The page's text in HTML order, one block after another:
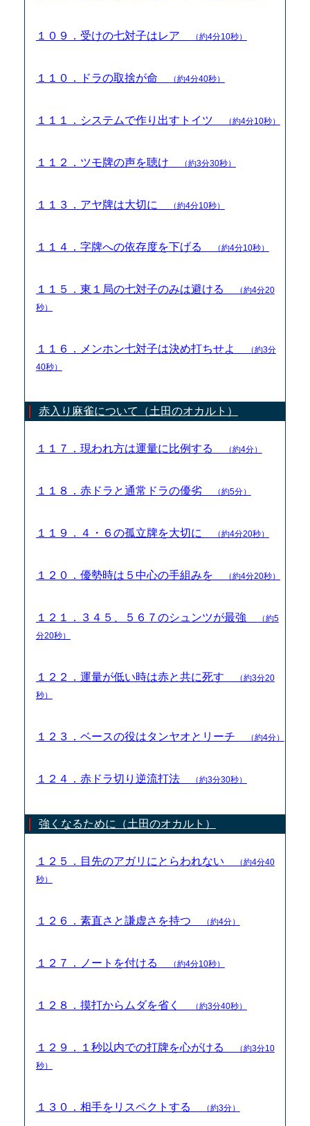
１０９．受けの七対子はレア （約4分10秒）
１１０．ドラの取捨が命 （約4分40秒）
１１１．システムで作り出すトイツ （約4分10秒）
１１２．ツモ牌の声を聴け （約3分30秒）
１１３．アヤ牌は大切に （約4分10秒）
１１４．字牌への依存度を下げる （約4分10秒）
１１５．東１局の七対子のみは避ける
（約4分20
秒）
１１６．メンホン七対子は決め打ちせよ
（約3分
40秒）
赤入り麻雀について（土田のオカルト）
１１７．現われ方は運量に比例する （約4分）
１１８．赤ドラと通常ドラの優劣 （約5分）
１１９．４・６の孤立牌を大切に （約4分20秒）
１２０．優勢時は５中心の手組みを （約4分20秒）
１２１．３４５、５６７のシュンツが最強
（約5
分20秒）
１２２．運量が低い時は赤と共に死す
（約3分20
秒）
１２３．ベースの役はタンヤオとリーチ （約4分）
１２４．赤ドラ切り逆流打法 （約3分30秒）
強くなるために（土田のオカルト）
１２５．目先のアガリにとらわれない
（約4分40
秒）
１２６．素直さと謙虚さを持つ （約4分）
１２７．ノートを付ける （約4分10秒）
１２８．摸打からムダを省く （約3分40秒）
１２９．１秒以内での打牌を心がける
（約3分10
秒）
１３０．相手をリスペクトする （約3分）